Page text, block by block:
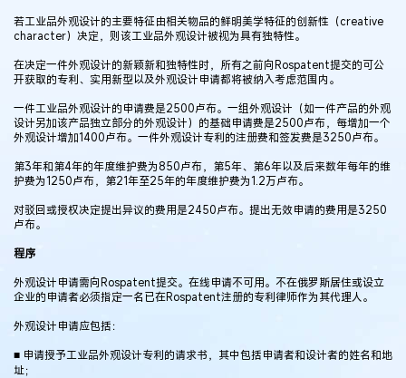
若工业品外观设计的主要特征由相关物品的鲜明美学特征的创新性（creative
character）决定，则该工业品外观设计被视为具有独特性。
在决定一件外观设计的新颖新和独特性时，所有之前向Rospatent提交的可公
开获取的专利、实用新型以及外观设计申请都将被纳入考虑范围内。
一件工业品外观设计的申请费是2500卢布。一组外观设计（如一件产品的外观
设计另加该产品独立部分的外观设计）的基础申请费是2500卢布，每增加一个
外观设计增加1400卢布。一件外观设计专利的注册费和签发费是3250卢布。
第3年和第4年的年度维护费为850卢布，第5年、第6年以及后来数年每年的维
护费为1250卢布，第21年至25年的年度维护费为1.2万卢布。
对驳回或授权决定提出异议的费用是2450卢布。提出无效申请的费用是3250
卢布。
程序
外观设计申请需向Rospatent提交。在线申请不可用。不在俄罗斯居住或设立
企业的申请者必须指定一名已在Rospatent注册的专利律师作为其代理人。
外观设计申请应包括：
■ 申请授予工业品外观设计专利的请求书，其中包括申请者和设计者的姓名和地
址；